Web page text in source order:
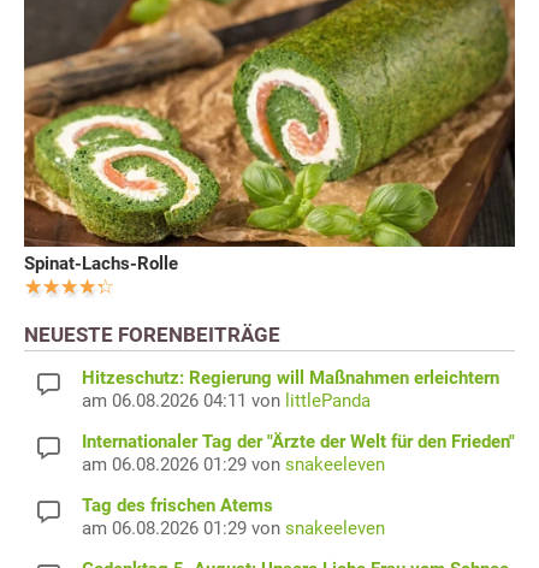
Spinat-Lachs-Rolle
NEUESTE FORENBEITRÄGE
Hitzeschutz: Regierung will Maßnahmen erleichtern
am 06.08.2026 04:11 von littlePanda
Internationaler Tag der "Ärzte der Welt für den Frieden"
am 06.08.2026 01:29 von snakeeleven
Tag des frischen Atems
am 06.08.2026 01:29 von snakeeleven